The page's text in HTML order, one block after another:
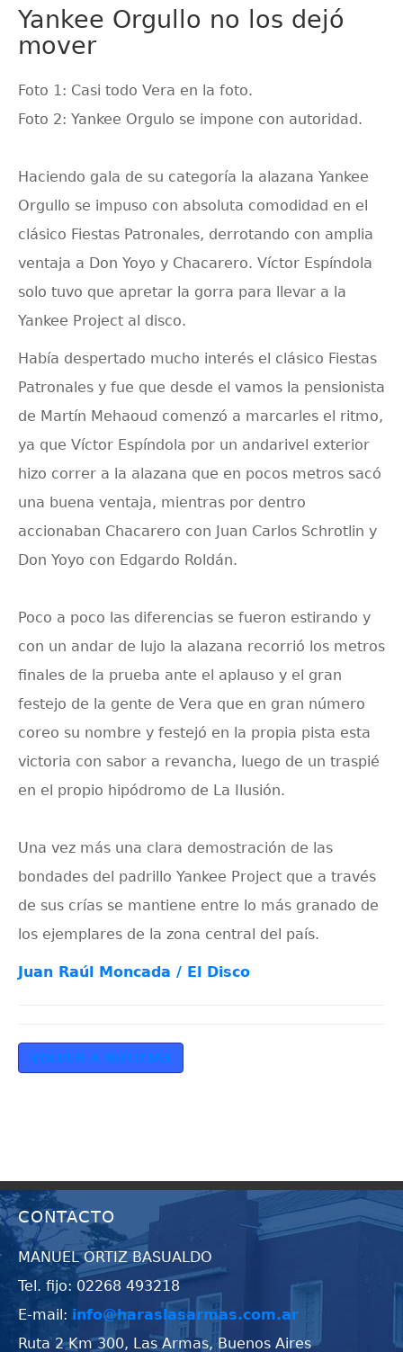
Yankee Orgullo no los dejó
mover
Foto 1: Casi todo Vera en la foto.
Foto 2: Yankee Orgulo se impone con autoridad.
Haciendo gala de su categoría la alazana Yankee
Orgullo se impuso con absoluta comodidad en el
clásico Fiestas Patronales, derrotando con amplia
ventaja a Don Yoyo y Chacarero. Víctor Espíndola
solo tuvo que apretar la gorra para llevar a la
Yankee Project al disco.
Había despertado mucho interés el clásico Fiestas
Patronales y fue que desde el vamos la pensionista
de Martín Mehaoud comenzó a marcarles el ritmo,
ya que Víctor Espíndola por un andarivel exterior
hizo correr a la alazana que en pocos metros sacó
una buena ventaja, mientras por dentro
accionaban Chacarero con Juan Carlos Schrotlin y
Don Yoyo con Edgardo Roldán.
Poco a poco las diferencias se fueron estirando y
con un andar de lujo la alazana recorrió los metros
finales de la prueba ante el aplauso y el gran
festejo de la gente de Vera que en gran número
coreo su nombre y festejó en la propia pista esta
victoria con sabor a revancha, luego de un traspié
en el propio hipódromo de La Ilusión.
Una vez más una clara demostración de las
bondades del padrillo Yankee Project que a través
de sus crías se mantiene entre lo más granado de
los ejemplares de la zona central del país.
Juan Raúl Moncada / El Disco
VOLVER A NOTICIAS
CONTACTO
MANUEL ORTIZ BASUALDO
Tel. fijo: 02268 493218
E-mail: info@haraslasarmas.com.ar
Ruta 2 Km 300, Las Armas, Buenos Aires